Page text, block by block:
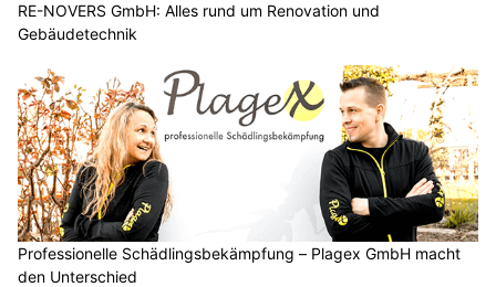
RE-NOVERS GmbH: Alles rund um Renovation und
Gebäudetechnik
Professionelle Schädlingsbekämpfung – Plagex GmbH macht
den Unterschied